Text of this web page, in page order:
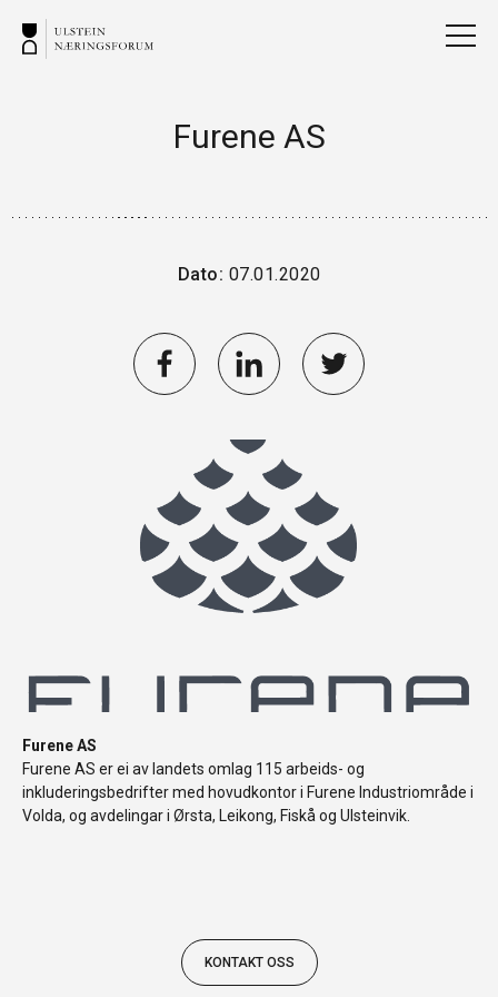
Furene AS
Dato: 07.01.2020
Furene AS
Furene AS er ei av landets omlag 115 arbeids- og
inkluderingsbedrifter med hovudkontor i Furene Industriområde i
Volda, og avdelingar i Ørsta, Leikong, Fiskå og Ulsteinvik.
KONTAKT OSS